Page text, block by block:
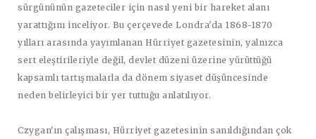
sürgününün gazeteciler için nasıl yeni bir hareket alanı
yarattığını inceliyor. Bu çerçevede Londra'da 1868-1870
yılları arasında yayımlanan Hürriyet gazetesinin, yalnızca
sert eleştirileriyle değil, devlet düzeni üzerine yürüttüğü
kapsamlı tartışmalarla da dönem siyaset düşüncesinde
neden belirleyici bir yer tuttuğu anlatılıyor.
Czygan'ın çalışması, Hürriyet gazetesinin sanıldığından çok